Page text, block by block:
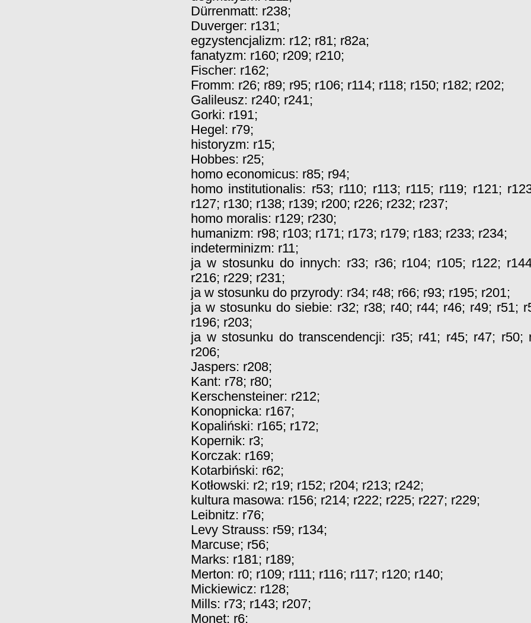
Dürrenmatt: r238;
Duverger: r131;
egzystencjalizm: r12; r81; r82a;
fanatyzm: r160; r209; r210;
Fischer: r162;
Fromm: r26; r89; r95; r106; r114; r118; r150; r182; r202;
Galileusz: r240; r241;
Gorki: r191;
Hegel: r79;
historyzm: r15;
Hobbes: r25;
homo economicus: r85; r94;
homo institutionalis: r53; r110; r113; r115; r119; r121;
r127; r130; r138; r139; r200; r226; r232; r237;
homo moralis: r129; r230;
humanizm: r98; r103; r171; r173; r179; r183; r233; r234;
indeterminizm: r11;
ja w stosunku do innych: r33; r36; r104; r105; r122;
r216; r229; r231;
ja w stosunku do przyrody: r34; r48; r66; r93; r195; r201;
ja w stosunku do siebie: r32; r38; r40; r44; r46; r49; r51;
r196; r203;
ja w stosunku do transcendencji: r35; r41; r45; r47; r50;
r206;
Jaspers: r208;
Kant: r78; r80;
Kerschensteiner: r212;
Konopnicka: r167;
Kopaliński: r165; r172;
Kopernik: r3;
Korczak: r169;
Kotarbiński: r62;
Kotłowski: r2; r19; r152; r204; r213; r242;
kultura masowa: r156; r214; r222; r225; r227; r229;
Leibnitz: r76;
Levy Strauss: r59; r134;
Marcuse; r56;
Marks: r181; r189;
Merton: r0; r109; r111; r116; r117; r120; r140;
Mickiewicz: r128;
Mills: r73; r143; r207;
Monet: r6;